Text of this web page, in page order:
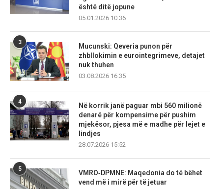
është ditë jopune
05.01.2026 10:36
3
Mucunski: Qeveria punon për
zhbllokimin e eurointegrimeve, detajet
nuk thuhen
03.08.2026 16:35
4
Në korrik janë paguar mbi 560 milionë
denarë për kompensime për pushim
mjekësor, pjesa më e madhe për lejet e
lindjes
28.07.2026 15:52
5
VMRO‑DPMNE: Maqedonia do të bëhet
vend më i mirë për të jetuar